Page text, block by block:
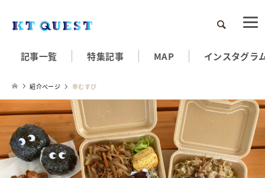
検索
記事一覧 特集記事 MAP インスタグラ
紹介ページ 幸むすび